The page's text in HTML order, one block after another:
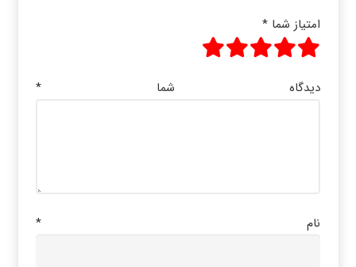
امتیاز شما *
دیدگاه شما *
نام *